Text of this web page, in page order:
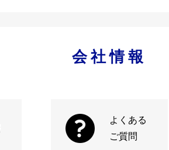
会社情報
よくある
ご質問